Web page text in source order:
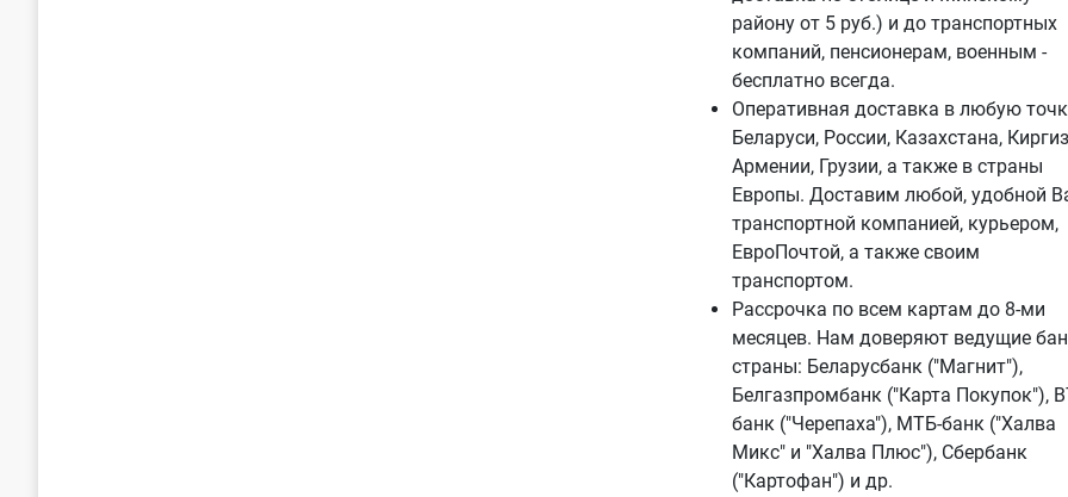
району от 5 руб.) и до транспортных
компаний, пенсионерам, военным -
бесплатно всегда.
Оперативная доставка в любую
Беларуси, России, Казахстана,
Армении, Грузии, а также в страны
Европы. Доставим любой, удобной
транспортной компанией, курьером,
ЕвроПочтой, а также своим
транспортом.
Рассрочка по всем картам до 8-ми
месяцев. Нам доверяют ведущие
страны: Беларусбанк ("Магнит"),
Белгазпромбанк ("Карта Покупок"),
банк ("Черепаха"), МТБ-банк ("Халва
Микс" и "Халва Плюс"), Сбербанк
("Картофан") и др.